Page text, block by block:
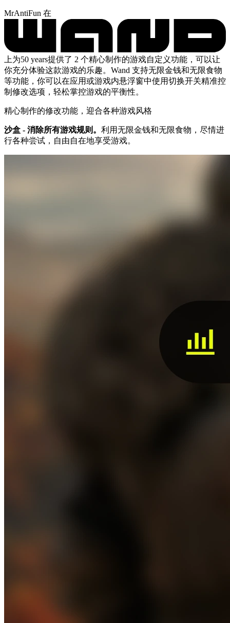
MrAntiFun 在
上为50 years提供了 2 个精心制作的游戏自定义功能，可以让
你充分体验这款游戏的乐趣。Wand 支持无限金钱和无限食物
等功能，你可以在应用或游戏内悬浮窗中使用切换开关精准控
制修改选项，轻松掌控游戏的平衡性。
精心制作的修改功能，迎合各种游戏风格
沙盒 - 消除所有游戏规则。 利用无限金钱和无限食物，尽情进
行各种尝试，自由自在地享受游戏。